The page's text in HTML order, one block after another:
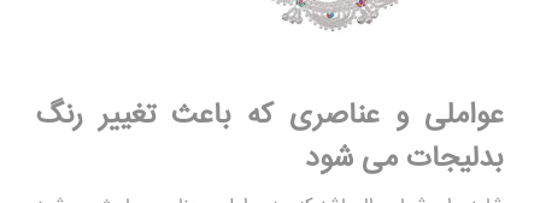
عواملی و عناصری که باعث تغییر رنگ
بدلیجات می شود